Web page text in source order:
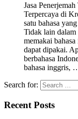
Jasa
Terpercaya di
satu bahasa
Tidak lain dalam
memakai
dapat dipakai.
berbahasa
bahasa inggris,
Search for:
Recent Posts